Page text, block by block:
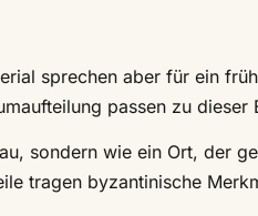
sprechen aber für ein
passen zu dieser
sondern wie ein Ort, der
tragen byzantinische